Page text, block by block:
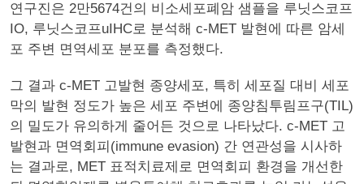
연구진은 2만5674건의 비소세포폐암 샘플을 루닛스코프
IO, 루닛스코프uIHC로 분석해 c-MET 발현에 따른 암세
포 주변 면역세포 분포를 측정했다.
그 결과 c-MET 고발현 종양세포, 특히 세포질 대비 세포
막의 발현 정도가 높은 세포 주변에 종양침투림프구(TIL)
의 밀도가 유의하게 줄어든 것으로 나타났다. c-MET 고
발현과 면역회피(immune evasion) 간 연관성을 시사하
는 결과로, MET 표적치료제로 면역회피 환경을 개선한